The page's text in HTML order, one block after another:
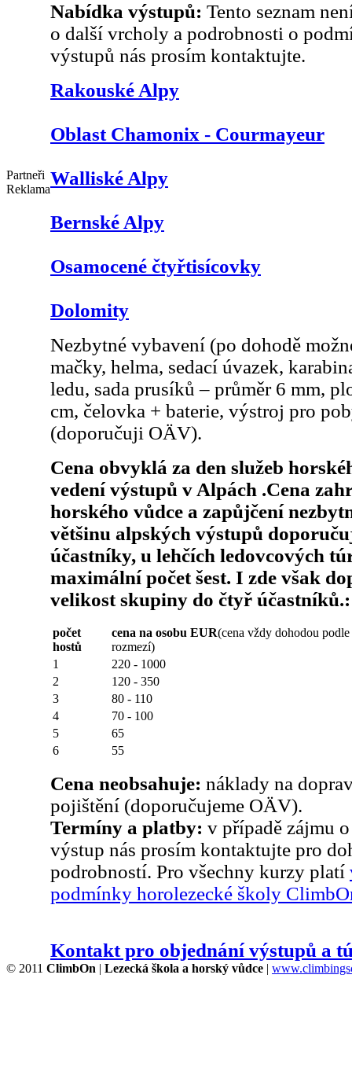
Partneři
Reklama
Nabídka výstupů: Tento seznam
o další vrcholy a podrobnosti o
výstupů nás prosím kontaktujte.
Rakouské Alpy
Oblast Chamonix - Courmayeur
Walliské Alpy
Bernské Alpy
Osamocené čtyřtisícovky
Dolomity
Nezbytné vybavení (po dohodě
mačky, helma, sedací úvazek,
ledu, sada prusíků – průměr 6 mm,
cm, čelovka + baterie, výstroj pro
(doporučuji OÄV).
Cena obvyklá za den služeb
vedení výstupů v Alpách .Cena
horského vůdce a zapůjčení
většinu alpských výstupů
účastníky, u lehčích ledovcových
maximální počet šest. I zde však
velikost skupiny do čtyř účastníků.:
počet
hostů
cena na osobu EUR(cena vždy dohodou
rozmezí)
1
220 - 1000
2
120 - 350
3
80 - 110
4
70 - 100
5
65
6
55
Cena neobsahuje: náklady na
pojištění (doporučujeme OÄV).
Termíny a platby: v případě zájmu
výstup nás prosím kontaktujte pro
podrobností. Pro všechny kurzy platí
podmínky horolezecké školy
Kontakt pro objednání výstupů a
© 2011 ClimbOn | Lezecká škola a horský vůdce |